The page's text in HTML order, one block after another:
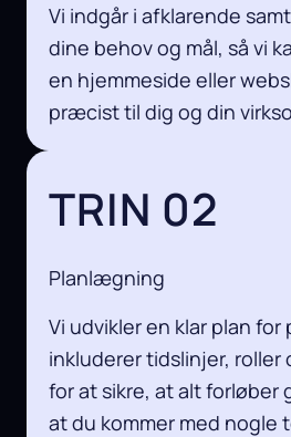
Vi indgår i afklarende
dine behov og mål, så vi
en hjemmeside eller
præcist til dig og din
TRIN 02
Planlægning
Vi udvikler en klar plan
inkluderer tidslinjer,
for at sikre, at alt forløber
at du kommer med nogle